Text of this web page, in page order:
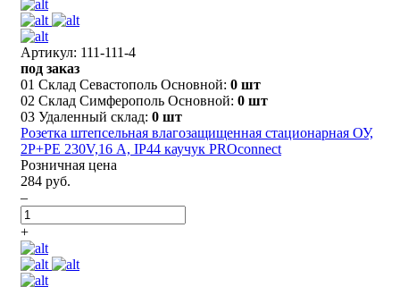
Артикул: 111-111-4
под заказ
01 Склад Севастополь Основной: 0 шт
02 Склад Симферополь Основной: 0 шт
03 Удаленный склад: 0 шт
Розетка штепсельная влагозащищенная стационарная ОУ,
2P+PE 230V,16 А, IP44 каучук PROconnect
Розничная цена
284 руб.
–
+